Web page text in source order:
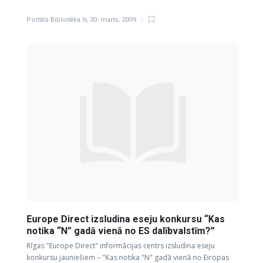
Portāls Bibliotēka.lv, 30. marts, 2009
Europe Direct izsludina eseju konkursu “Kas
notika “N” gadā vienā no ES dalībvalstīm?”
Rīgas "Europe Direct" informācijas centrs izsludina eseju
konkursu jauniešiem – "Kas notika "N" gadā vienā no Eiropas